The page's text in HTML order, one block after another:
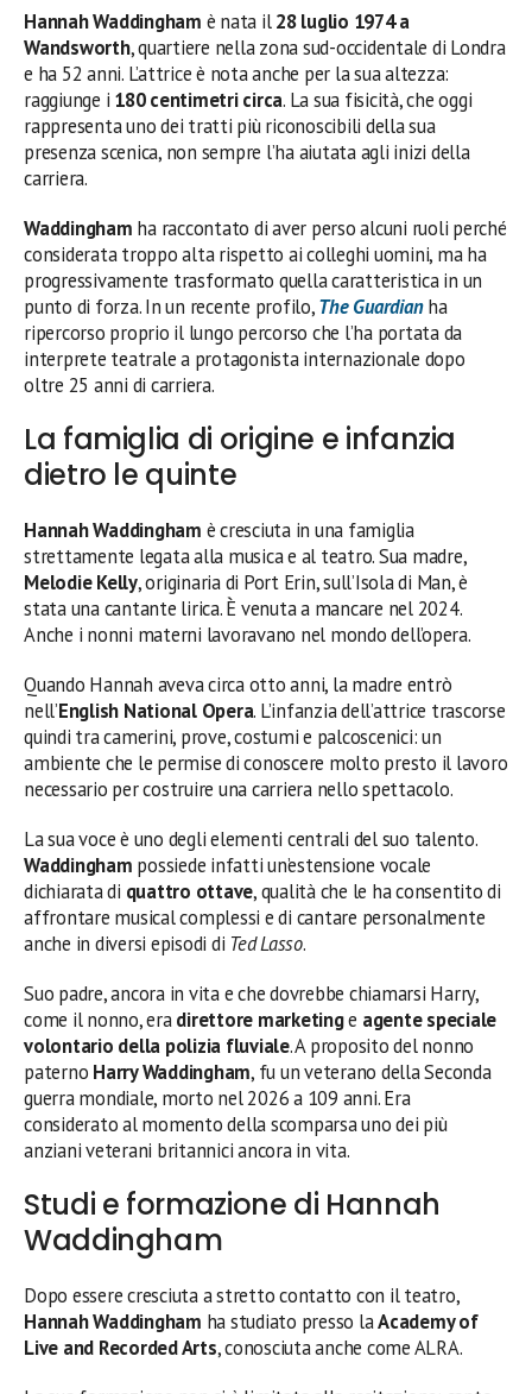
Hannah Waddingham è nata il28 luglio 1974 a
Wandsworth, quartiere nella zona sud-occidentale di Londra
e ha 52 anni. L’attrice è nota anche per la sua altezza:
raggiunge i 180 centimetri circa. La sua fisicità, che oggi
rappresenta uno dei tratti più riconoscibili della sua
presenza scenica, non sempre l’ha aiutata agli inizi della
carriera.
Waddingham ha raccontato di aver perso alcuni ruoli perché
considerata troppo alta rispetto ai colleghi uomini, ma ha
progressivamente trasformato quella caratteristica in un
punto di forza. In un recente profilo,The Guardianha
ripercorso proprio il lungo percorso che l’ha portata da
interprete teatrale a protagonista internazionale dopo
oltre 25 anni di carriera.
La famiglia di origine e infanzia
dietro le quinte
Hannah Waddingham è cresciuta in una famiglia
strettamente legata alla musica e al teatro. Sua madre,
Melodie Kelly, originaria di Port Erin, sull’Isola di Man, è
stata una cantante lirica. È venuta a mancare nel 2024.
Anche i nonni materni lavoravano nel mondo dell’opera.
Quando Hannah aveva circa otto anni, la madre entrò
nell’English National Opera. L’infanzia dell’attrice trascorse
quindi tra camerini, prove, costumi e palcoscenici: un
ambiente che le permise di conoscere molto presto il lavoro
necessario per costruire una carriera nello spettacolo.
La sua voce è uno degli elementi centrali del suo talento.
Waddingham possiede infatti un’estensione vocale
dichiarata di quattro ottave, qualità che le ha consentito di
affrontare musical complessi e di cantare personalmente
anche in diversi episodi di Ted Lasso.
Suo padre, ancora in vita e che dovrebbe chiamarsi Harry,
come il nonno, eradirettore marketinge agente speciale
volontario della polizia fluviale. A proposito del nonno
paterno Harry Waddingham, fu un veterano della Seconda
guerra mondiale, morto nel 2026 a 109 anni. Era
considerato al momento della scomparsa uno dei più
anziani veterani britannici ancora in vita.
Studi e formazione di Hannah
Waddingham
Dopo essere cresciuta a stretto contatto con il teatro,
Hannah Waddingham ha studiato presso laAcademy of
Live and Recorded Arts, conosciuta anche come ALRA.